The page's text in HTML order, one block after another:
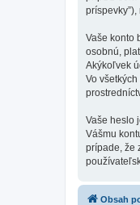
Vaše konto
osobnú,
Akýkoľvek
Vo
Vaše heslo
Vášmu
prípade, že
Obsah